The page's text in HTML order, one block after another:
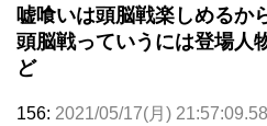
嘘喰いは頭脳戦楽しめるか
頭脳戦っていうには登場人
ど
156: 2021/05/17(月) 21:57:09.58